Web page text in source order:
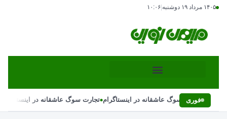
۱۴۰۵ مرداد ۱۹ دوشنبه ۱۰:۰۶
فوری
تجارت سوگ عاشقانه در اینستاگرام•تجارت سوگ عاشقانه در اینستاگرام